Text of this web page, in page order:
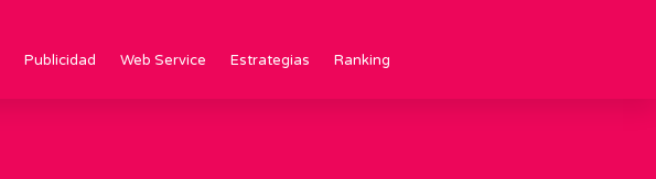
Publicidad Web Service Estrategias Ranking